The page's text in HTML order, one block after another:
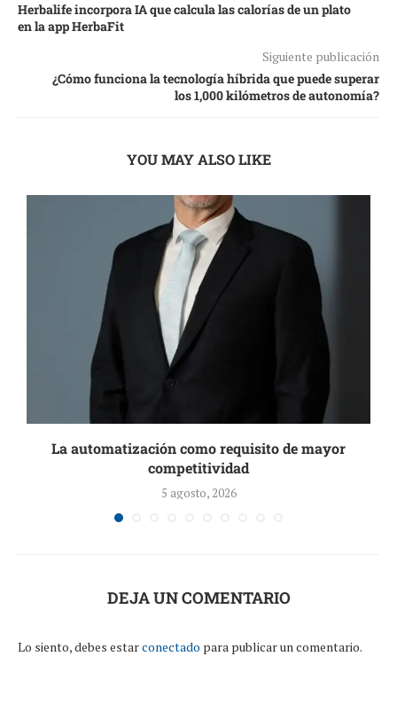
Herbalife incorpora IA que calcula las calorías de un plato
en la app HerbaFit
Siguiente publicación
¿Cómo funciona la tecnología híbrida que puede superar
los 1,000 kilómetros de autonomía?
YOU MAY ALSO LIKE
La automatización como requisito de mayor
competitividad
5 agosto, 2026
DEJA UN COMENTARIO
Lo siento, debes estarconectado para publicar un comentario.